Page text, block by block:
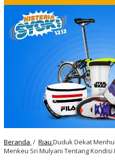
Beranda / Riau Duduk Dekat
Menkeu Sri Mulyani Tentang